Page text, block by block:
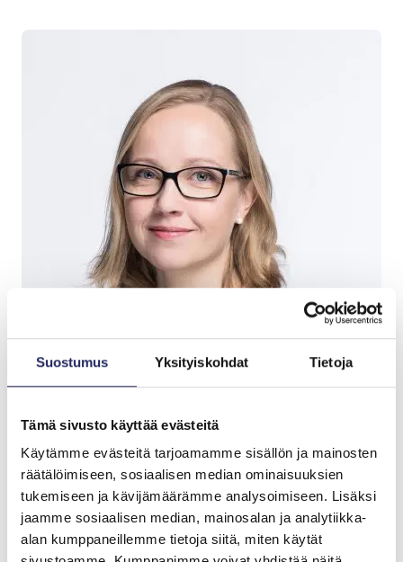
Suostumus Yksityiskohdat Tietoja
Tämä sivusto käyttää evästeitä
Käytämme evästeitä tarjoamamme sisällön ja mainosten
räätälöimiseen, sosiaalisen median ominaisuuksien
tukemiseen ja kävijämäärämme analysoimiseen. Lisäksi
jaamme sosiaalisen median, mainosalan ja analytiikka-
alan kumppaneillemme tietoja siitä, miten käytät
Noora Paronen, Head of Corporate, Orion Oyj
Ympäristövastuu ei koske vain Orionin omaa
tuotantoa, vaan se kulkee läpi koko lääkkeiden
elinkaaren. Uusien tuotteiden ympäristöriskit